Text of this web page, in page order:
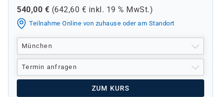
540,00 € (642,60 € inkl. 19 % MwSt.)
Teilnahme Online von zuhause oder am Standort
München
Termin anfragen
ZUM KURS